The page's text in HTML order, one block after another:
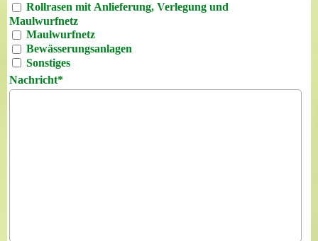
Rollrasen mit Anlieferung, Verlegung und
Maulwurfnetz
Maulwurfnetz
Bewässerungsanlagen
Sonstiges
Nachricht*